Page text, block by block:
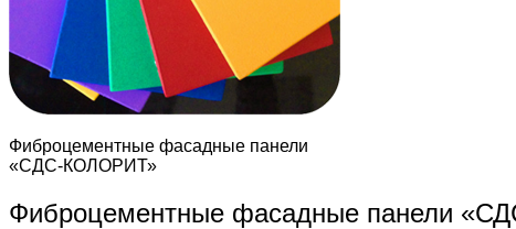
Фиброцементные фасадные панели
«СДС-КОЛОРИТ»
Фиброцементные фасадные панели